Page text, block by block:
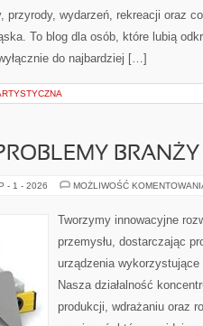
przyrody, wydarzeń, rekreacji oraz
To blog dla osób, które lubią
do najbardziej […]
BRANŻY
- 1 - 2026 MOŻLIWOŚĆ
Tworzymy innowacyjne
przemysłu, dostarczając
urządzenia
Nasza działalność
produkcji, wdrażaniu oraz